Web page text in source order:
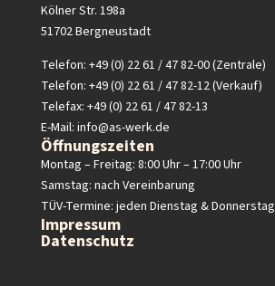
Kölner Str. 198a
51702 Bergneustadt
Telefon: +49 (0) 22 61 / 47 82-00 (Zentrale)
Telefon: +49 (0) 22 61 / 47 82-12 (Verkauf)
Telefax: +49 (0) 22 61 / 47 82-13
E-Mail: info@as-werk.de
Öffnungszeiten
Montag – Freitag: 8:00 Uhr – 17:00 Uhr
Samstag: nach Vereinbarung
TÜV-Termine: jeden Dienstag & Donnerstag
Impressum
Datenschutz